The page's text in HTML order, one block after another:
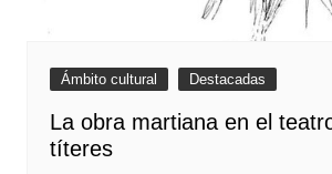
Ámbito cultural Destacadas
La obra martiana en el
títeres